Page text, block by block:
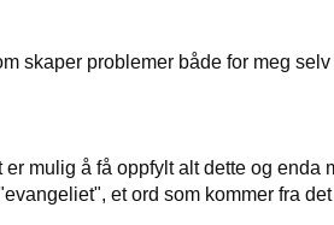
skaper problemer både for meg selv
mulig å få oppfylt alt dette og enda
et ord som kommer fra